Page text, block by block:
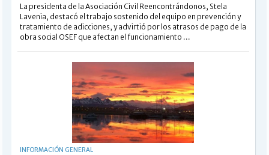
La presidenta de la Asociación Civil Reencontrándonos, Stela
Lavenia, destacó el trabajo sostenido del equipo en prevención y
tratamiento de adicciones, y advirtió por los atrasos de pago de la
obra social OSEF que afectan el funcionamiento ...
INFORMACIÓN GENERAL